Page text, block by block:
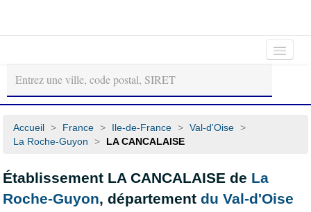
Autour
de
moi
Régions
Accueil > France > Ile-de-France > Val-d'Oise >
La Roche-Guyon
> LA CANCALAISE
Établissement LA CANCALAISE de La
Roche-Guyon, départementdu Val-d'Oise